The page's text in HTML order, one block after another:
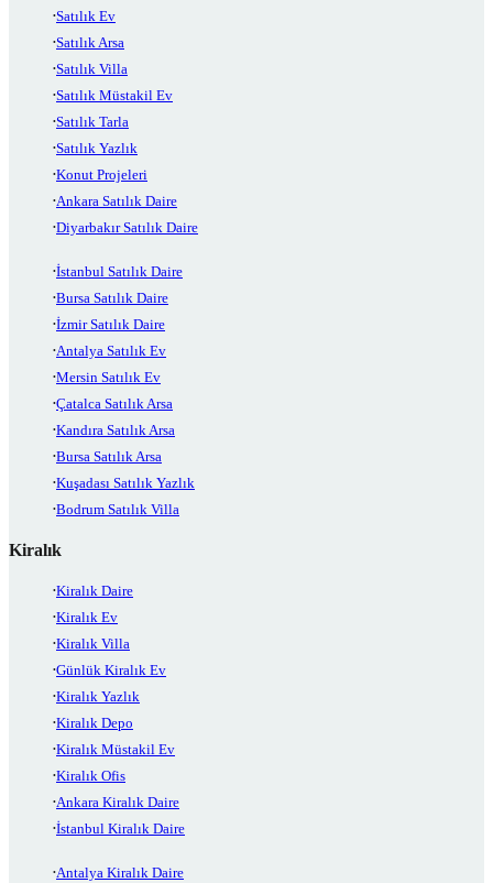
Satılık Ev
Satılık Arsa
Satılık Villa
Satılık Müstakil Ev
Satılık Tarla
Satılık Yazlık
Konut Projeleri
Ankara Satılık Daire
Diyarbakır Satılık Daire
İstanbul Satılık Daire
Bursa Satılık Daire
İzmir Satılık Daire
Antalya Satılık Ev
Mersin Satılık Ev
Çatalca Satılık Arsa
Kandıra Satılık Arsa
Bursa Satılık Arsa
Kuşadası Satılık Yazlık
Bodrum Satılık Villa
Kiralık
Kiralık Daire
Kiralık Ev
Kiralık Villa
Günlük Kiralık Ev
Kiralık Yazlık
Kiralık Depo
Kiralık Müstakil Ev
Kiralık Ofis
Ankara Kiralık Daire
İstanbul Kiralık Daire
Antalya Kiralık Daire